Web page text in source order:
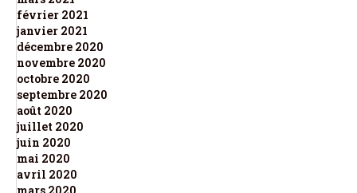
février 2021
janvier 2021
décembre 2020
novembre 2020
octobre 2020
septembre 2020
août 2020
juillet 2020
juin 2020
mai 2020
avril 2020